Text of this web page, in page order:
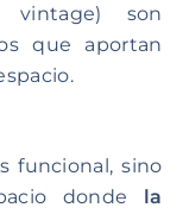
vintage) son
que aportan
funcional, sino
donde la